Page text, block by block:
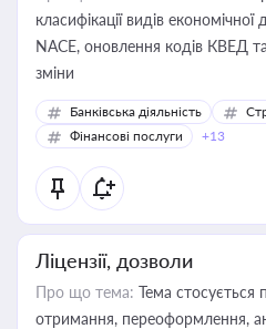
класифікації видів економічної
NACE, оновлення кодів КВЕД
зміни
Банківська діяльність
Фінансові послуги
+13
Ліцензії, дозволи
Про що тема: Тема стосується
отримання, переоформлення,